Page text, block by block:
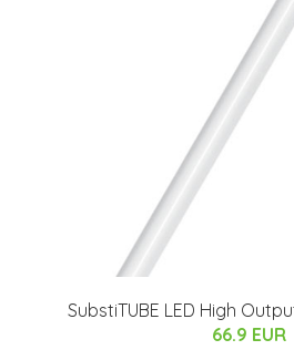
SubstiTUBE LED High
66.9 EUR